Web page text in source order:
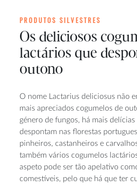
PRODUTOS SILVESTRES
Os deliciosos
lactários que
outono
O nome Lactarius deliciosus não
mais apreciados cogumelos de
género de fungos, há mais
despontam nas florestas
pinheiros, castanheiros e
também vários cogumelos
aspeto pode ser tão apelativo
comestíveis, pelo que há que ter